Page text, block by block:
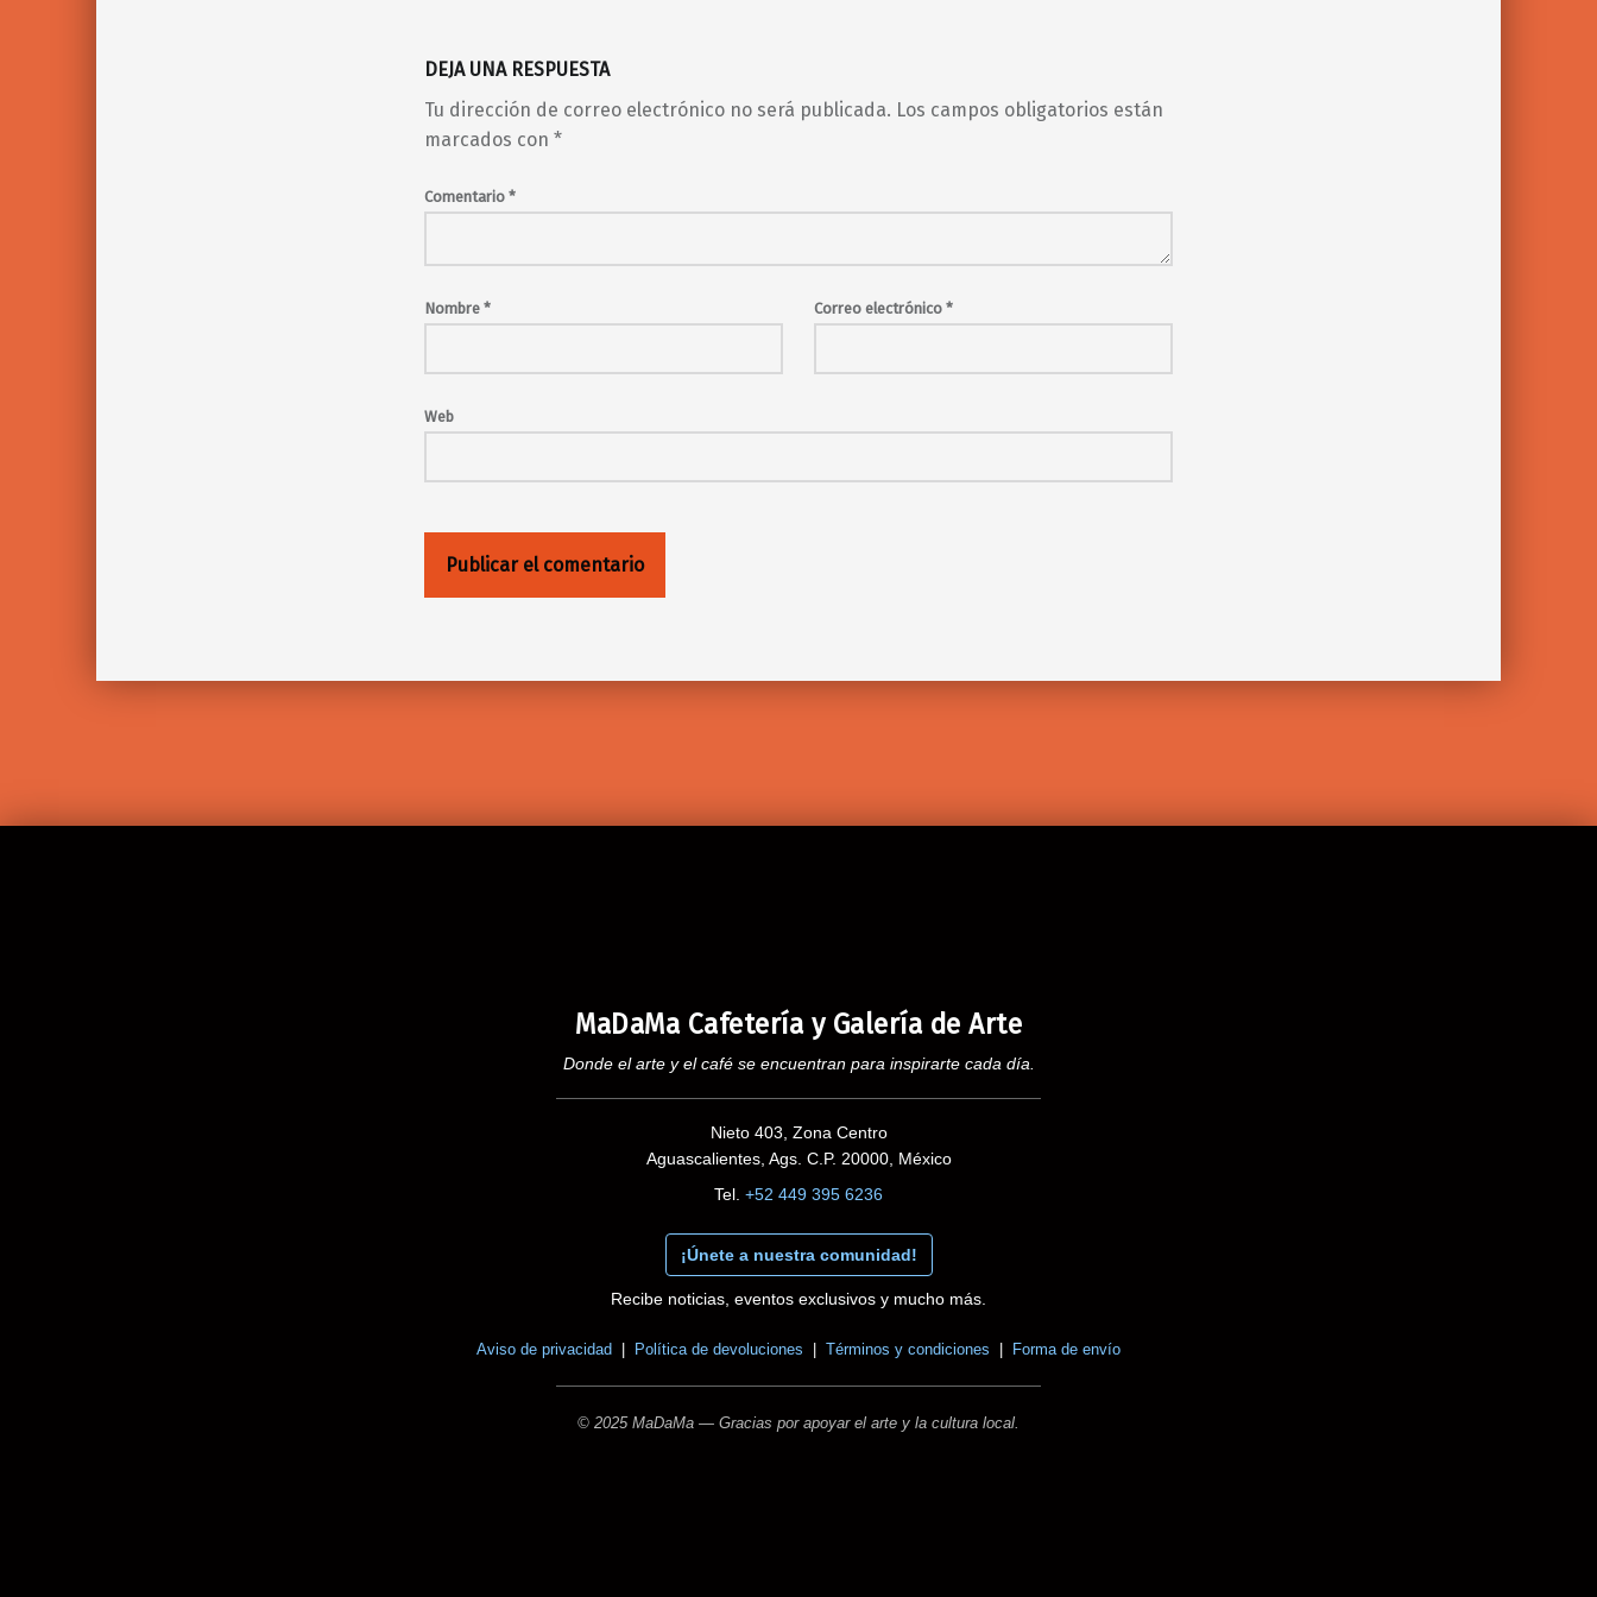
DEJA UNA RESPUESTA
Tu dirección de correo electrónico no será publicada. Los campos obligatorios están
marcados con *
Comentario *
Nombre * Correo electrónico *
Web
MaDaMa Cafetería y Galería de Arte
Donde el arte y el café se encuentran para inspirarte cada día.
Nieto 403, Zona Centro
Aguascalientes, Ags. C.P. 20000, México
Tel. +52 449 395 6236
¡Únete a nuestra comunidad!
Recibe noticias, eventos exclusivos y mucho más.
Aviso de privacidad Política de devoluciones Términos y condiciones Forma de envío
© 2025 MaDaMa — Gracias por apoyar el arte y la cultura local.